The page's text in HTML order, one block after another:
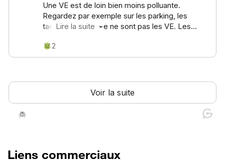
Liens commerciaux